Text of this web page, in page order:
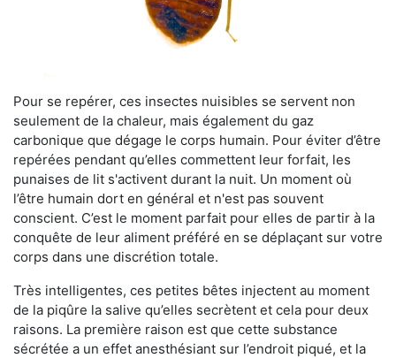
Pour se repérer, ces insectes nuisibles se servent non
seulement de la chaleur, mais également du gaz
carbonique que dégage le corps humain. Pour éviter d’être
repérées pendant qu’elles commettent leur forfait, les
punaises de lit s'activent durant la nuit. Un moment où
l’être humain dort en général et n'est pas souvent
conscient. C’est le moment parfait pour elles de partir à la
conquête de leur aliment préféré en se déplaçant sur votre
corps dans une discrétion totale.
Très intelligentes, ces petites bêtes injectent au moment
de la piqûre la salive qu’elles secrètent et cela pour deux
raisons. La première raison est que cette substance
sécrétée a un effet anesthésiant sur l’endroit piqué, et la